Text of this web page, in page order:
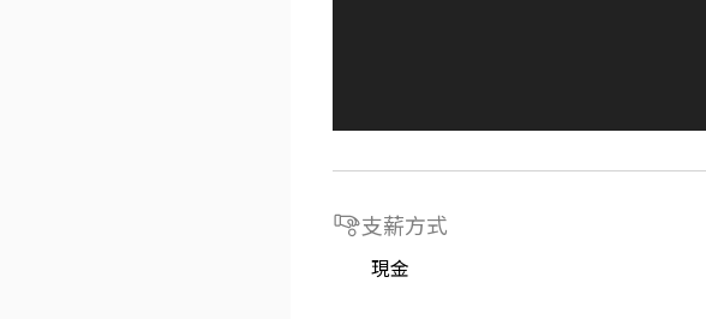
支薪方式
現金